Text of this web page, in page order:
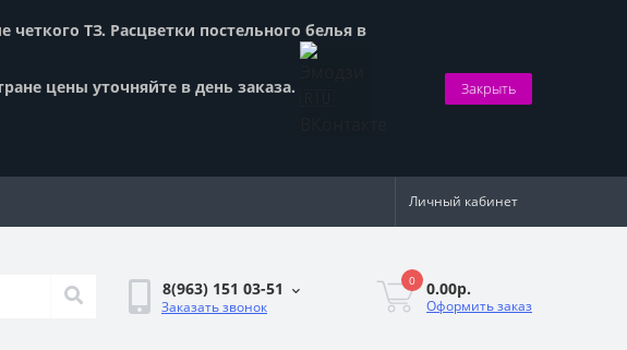
ТЗ. Расцветки постельного белья в
цены уточняйте в день заказа. Закрыть
Личный кабинет
8(963) 151 03-51
Заказать звонок
0 0.00р.
Оформить заказ